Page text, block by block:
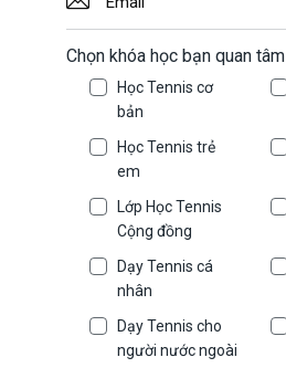
Chọn khóa học bạn quan tâm
Học Tennis cơ
bản
Học Tennis trẻ
em
Lớp Học Tennis
Cộng đồng
Dạy Tennis cá
nhân
Dạy Tennis cho
người nước ngoài